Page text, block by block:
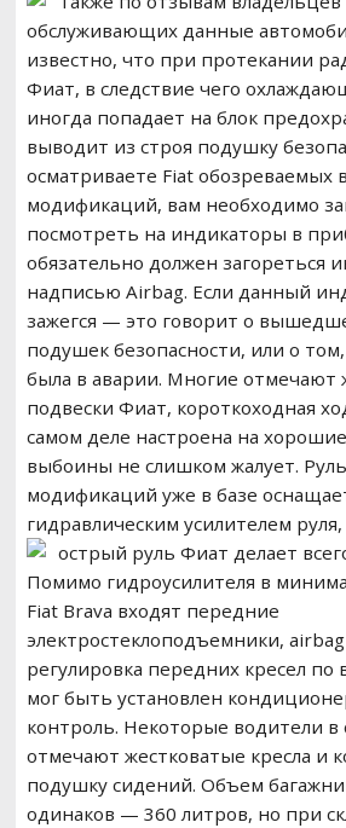
обслуживающих данные
известно, что при протекании
Фиат, в следствие чего
иногда попадает на блок
выводит из строя подушку
осматриваете Fiat обозреваемых
модификаций, вам необходимо
посмотреть на индикаторы в
обязательно должен загореться
надписью Airbag. Если данный
зажегся — это говорит о
подушек безопасности, или о
была в аварии. Многие отмечают
подвески Фиат, короткоходная
самом деле настроена на
выбоины не слишком жалует.
модификаций уже в базе
гидравлическим усилителем
острый руль Фиат делает
Помимо гидроусилителя в
Fiat Brava входят передние
электростеклоподъемники,
регулировка передних кресел по
мог быть установлен
контроль. Некоторые водители в
отмечают жестковатые кресла и
подушку сидений. Объем
одинаков — 360 литров, но при